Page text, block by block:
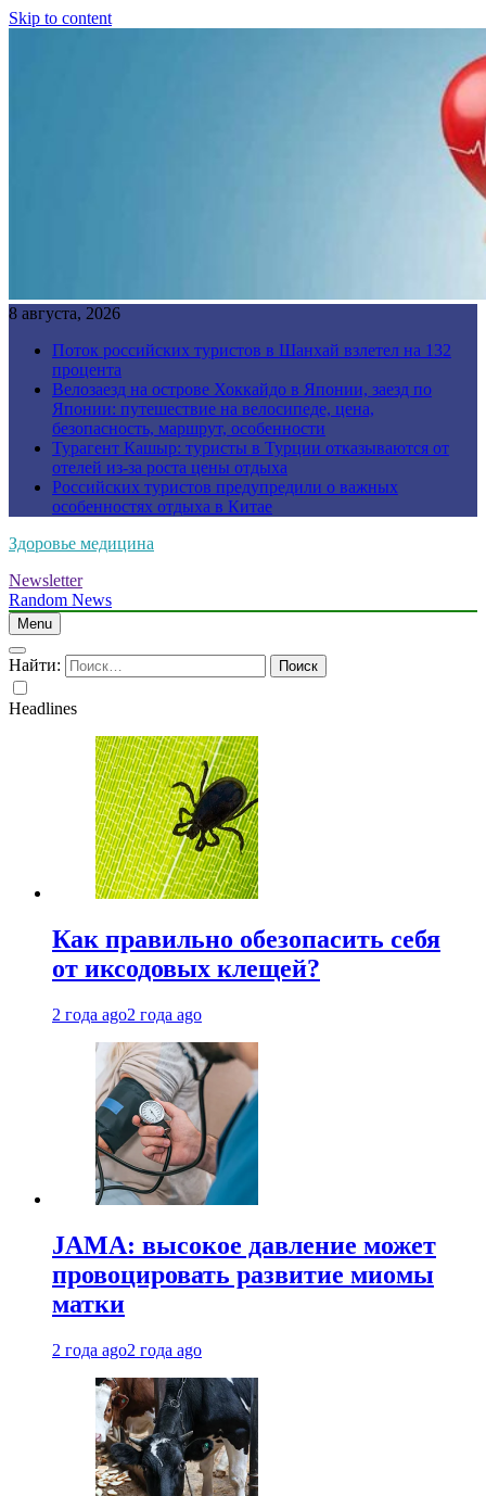
Skip to content
8 августа, 2026
Поток российских туристов в Шанхай взлетел на 132
процента
Велозаезд на острове Хоккайдо в Японии, заезд по
Японии: путешествие на велосипеде, цена,
безопасность, маршрут, особенности
Турагент Кашыр: туристы в Турции отказываются от
отелей из-за роста цены отдыха
Российских туристов предупредили о важных
особенностях отдыха в Китае
Здоровье медицина
Newsletter
Random News
Menu
Найти:
Headlines
Как правильно обезопасить себя
от иксодовых клещей?
2 года ago2 года ago
JAMA: высокое давление может
провоцировать развитие миомы
матки
2 года ago2 года ago